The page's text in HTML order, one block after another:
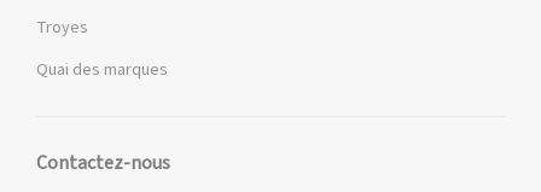
Troyes
Quai des marques
Contactez-nous